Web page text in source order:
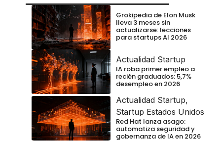
Grokipedia de Elon Musk
lleva 3 meses sin
actualizarse: lecciones
para startups AI 2026
Actualidad Startup
IA roba primer empleo a
recién graduados: 5,7%
desempleo en 2026
Actualidad Startup,
Startup Estados Unidos
Red Hat lanza asago:
automatiza seguridad y
gobernanza de IA en 2026